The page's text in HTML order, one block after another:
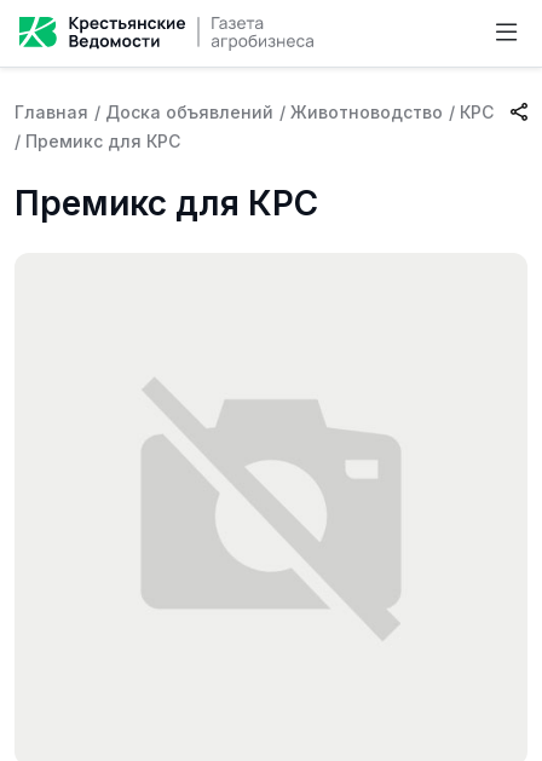
Главная / Доска объявлений / Животноводство / КРС
/ Премикс для КРС
Премикс для КРС